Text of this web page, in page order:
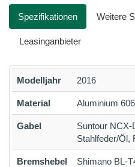
Spezifikationen Weitere
Leasinganbieter
Modelljahr 2016
Material Aluminium
Gabel
Suntour NCX-
Stahlfeder/Öl,
Bremshebel Shimano BL-